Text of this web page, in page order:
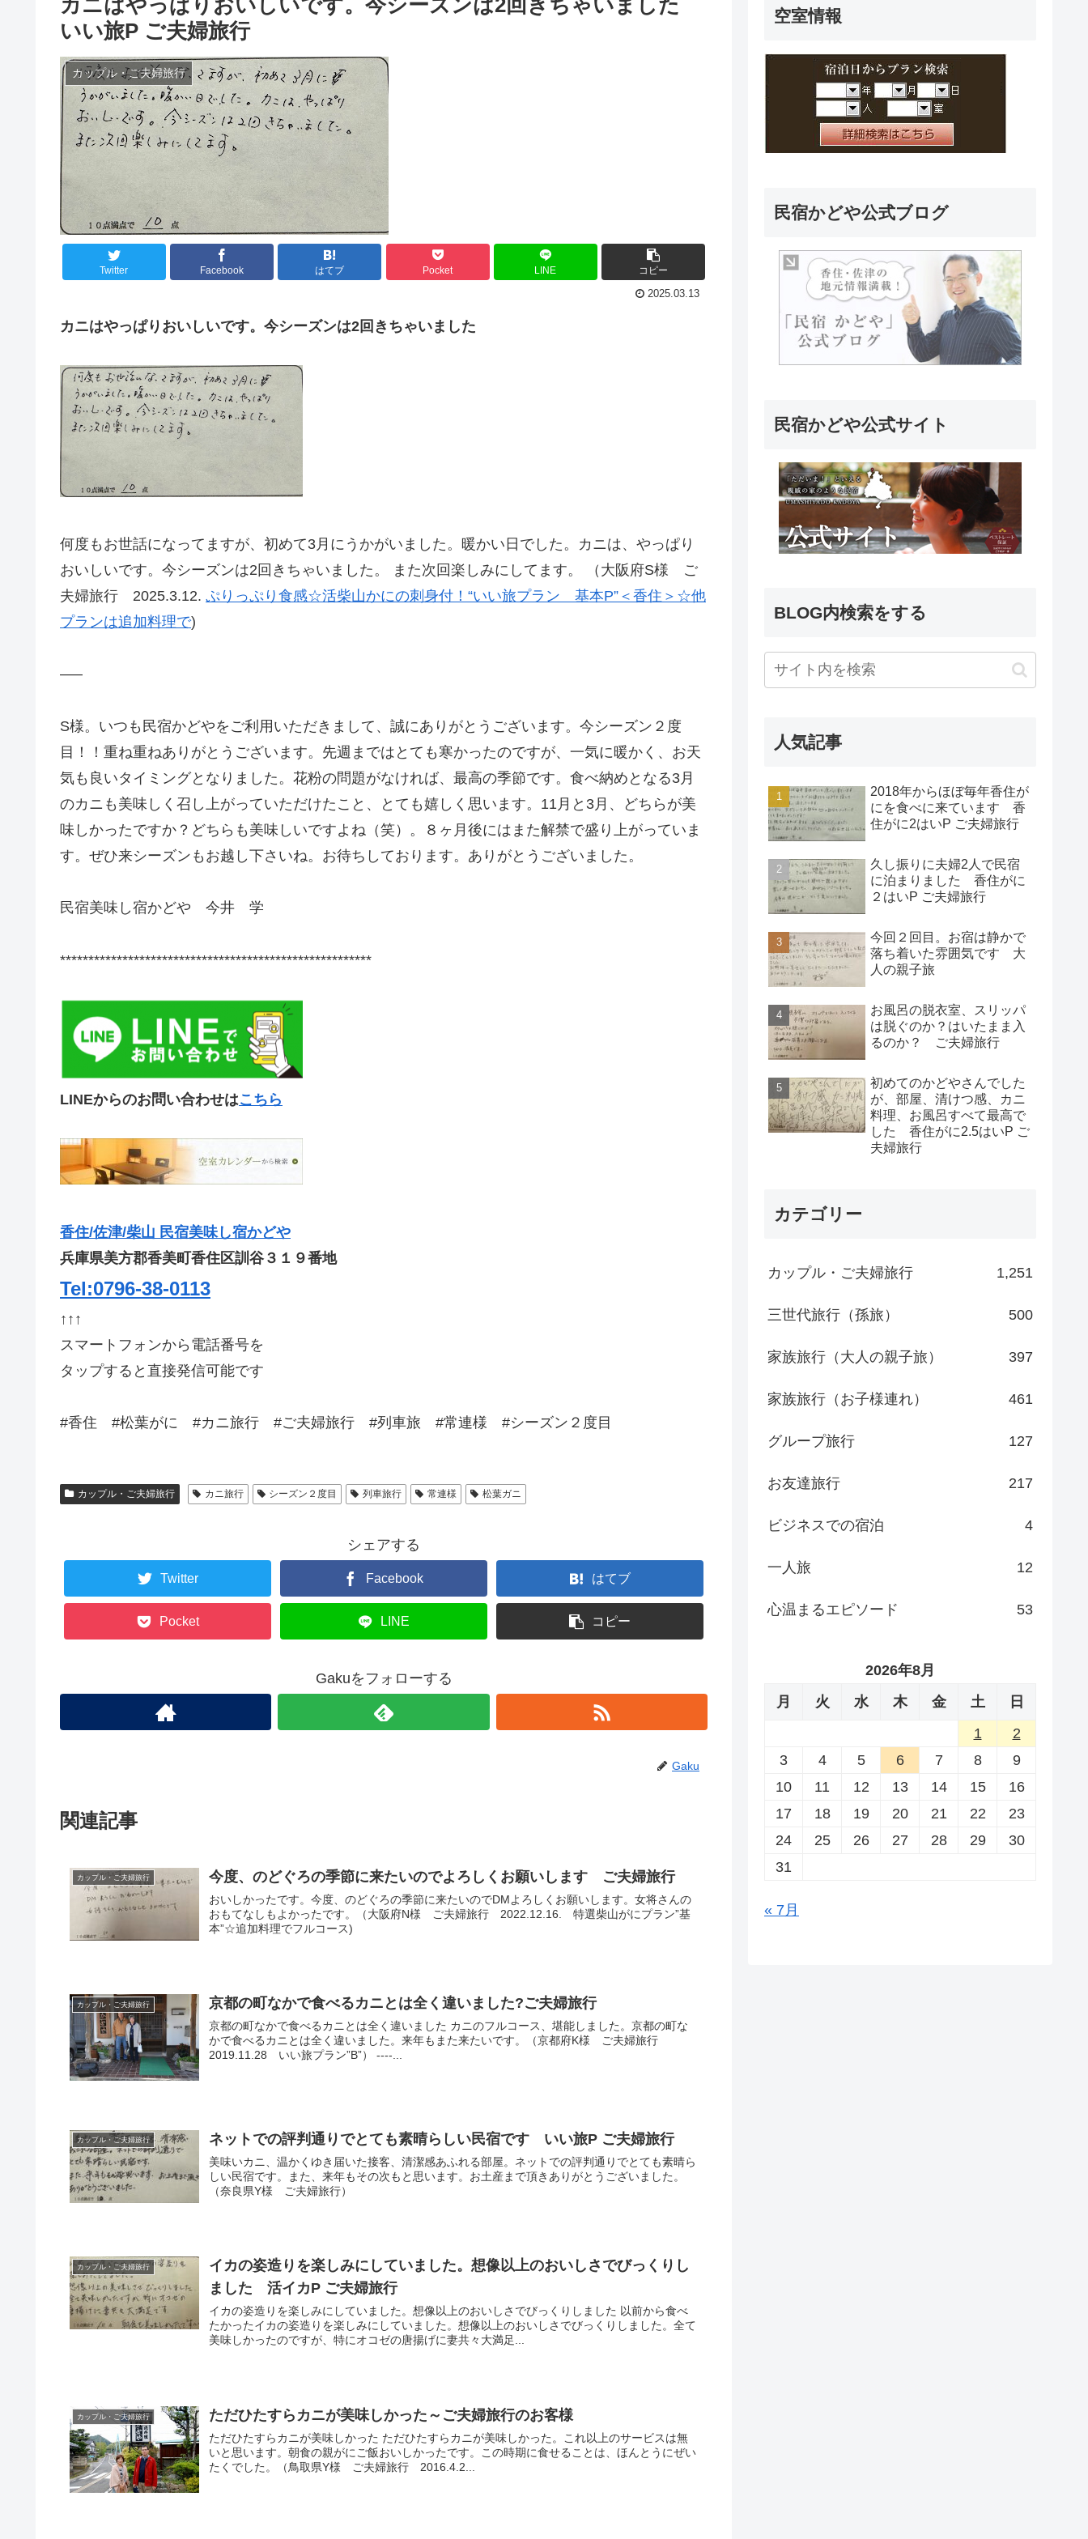
いい旅P ご夫婦旅行
カップル・ご夫婦旅行
Twitter Facebook はてブ Pocket LINE コピー
2025.03.13
カニはやっぱりおいしいです。今シーズンは2回きちゃいました
何度もお世話になってますが、初めて3月にうかがいました。暖かい日でした。カニは、やっぱり
おいしいです。今シーズンは2回きちゃいました。 また次回楽しみにしてます。 （大阪府S様 ご
夫婦旅行 2025.3.12. ぷりっぷり食感☆活柴山かにの刺身付！“いい旅プラン 基本P”＜香住＞☆他
プランは追加料理で)
—–
S様。いつも民宿かどやをご利用いただきまして、誠にありがとうございます。今シーズン２度
目！！重ね重ねありがとうございます。先週まではとても寒かったのですが、一気に暖かく、お天
気も良いタイミングとなりました。花粉の問題がなければ、最高の季節です。食べ納めとなる3月
のカニも美味しく召し上がっていただけたこと、とても嬉しく思います。11月と3月、どちらが美
味しかったですか？どちらも美味しいですよね（笑）。８ヶ月後にはまた解禁で盛り上がっていま
す。ぜひ来シーズンもお越し下さいね。お待ちしております。ありがとうございました。
民宿美味し宿かどや 今井 学
*******************************************************
LINEからのお問い合わせはこちら
香住/佐津/柴山 民宿美味し宿かどや
兵庫県美方郡香美町香住区訓谷３１９番地
Tel:0796-38-0113
↑↑↑
スマートフォンから電話番号を
タップすると直接発信可能です
#香住 #松葉がに #カニ旅行 #ご夫婦旅行 #列車旅 #常連様 #シーズン２度目
カップル・ご夫婦旅行 カニ旅行 シーズン２度目 列車旅行 常連様 松葉ガニ
シェアする
Twitter Facebook はてブ
Pocket LINE コピー
Gakuをフォローする
Gaku
関連記事
カップル・ご夫婦旅行 今度、のどぐろの季節に来たいのでよろしくお願いします ご夫婦旅行
おいしかったです。今度、のどぐろの季節に来たいのでDMよろしくお願いします。女将さんの
おもてなしもよかったです。（大阪府N様 ご夫婦旅行 2022.12.16. 特選柴山がにプラン”基
本”☆追加料理でフルコース)
カップル・ご夫婦旅行 京都の町なかで食べるカニとは全く違いました?ご夫婦旅行
京都の町なかで食べるカニとは全く違いました カニのフルコース、堪能しました。京都の町な
かで食べるカニとは全く違いました。来年もまた来たいです。（京都府K様 ご夫婦旅行
2019.11.28 いい旅プラン”B”） ----...
カップル・ご夫婦旅行 ネットでの評判通りでとても素晴らしい民宿です いい旅P ご夫婦旅行
美味いカニ、温かくゆき届いた接客、清潔感あふれる部屋。ネットでの評判通りでとても素晴ら
しい民宿です。また、来年もその次もと思います。お土産まで頂きありがとうございました。
（奈良県Y様 ご夫婦旅行）
カップル・ご夫婦旅行
イカの姿造りを楽しみにしていました。想像以上のおいしさでびっくりし
ました 活イカP ご夫婦旅行
イカの姿造りを楽しみにしていました。想像以上のおいしさでびっくりしました 以前から食べ
たかったイカの姿造りを楽しみにしていました。想像以上のおいしさでびっくりしました。全て
美味しかったのですが、特にオコゼの唐揚げに妻共々大満足...
カップル・ご夫婦旅行 ただひたすらカニが美味しかった～ご夫婦旅行のお客様
ただひたすらカニが美味しかった ただひたすらカニが美味しかった。これ以上のサービスは無
いと思います。朝食の親がにご飯おいしかったです。この時期に食せることは、ほんとうにぜい
たくでした。（鳥取県Y様 ご夫婦旅行 2016.4.2...
空室情報
民宿かどや公式ブログ
民宿かどや公式サイト
BLOG内検索をする
人気記事
2018年からほぼ毎年香住が
にを食べに来ています 香
住がに2はいP ご夫婦旅行
久し振りに夫婦2人で民宿
に泊まりました 香住がに
２はいP ご夫婦旅行
今回２回目。お宿は静かで
落ち着いた雰囲気です 大
人の親子旅
お風呂の脱衣室、スリッパ
は脱ぐのか？はいたまま入
るのか？ ご夫婦旅行
初めてのかどやさんでした
が、部屋、清けつ感、カニ
料理、お風呂すべて最高で
した 香住がに2.5はいP ご
夫婦旅行
カテゴリー
カップル・ご夫婦旅行 1,251
三世代旅行（孫旅） 500
家族旅行（大人の親子旅） 397
家族旅行（お子様連れ） 461
グループ旅行 127
お友達旅行 217
ビジネスでの宿泊 4
一人旅 12
心温まるエピソード 53
2026年8月
月
火 水 木 金 土
日
1
2
3
4 5 6 7 8
9
10
11 12 13 14 15
16
17
18 19 20 21 22
23
24
25 26 27 28 29
30
31
« 7月